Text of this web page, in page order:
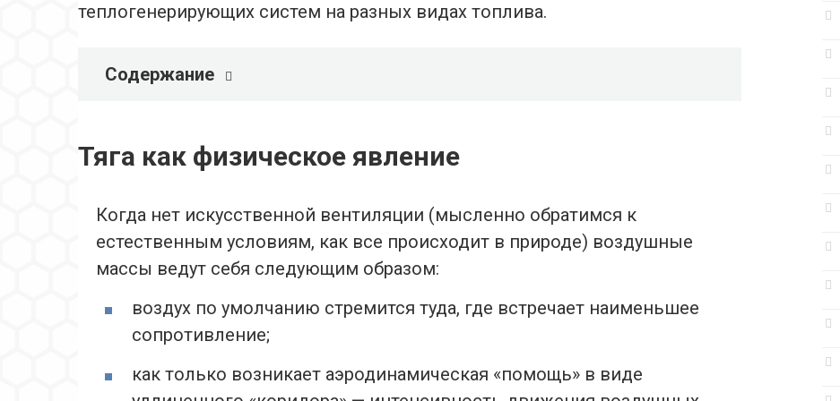
теплогенерирующих систем на разных видах топлива.
Содержание
Тяга как физическое явление
Когда нет искусственной вентиляции (мысленно обратимся к
естественным условиям, как все происходит в природе) воздушные
массы ведут себя следующим образом:
воздух по умолчанию стремится туда, где встречает наименьшее
сопротивление;
как только возникает аэродинамическая «помощь» в виде